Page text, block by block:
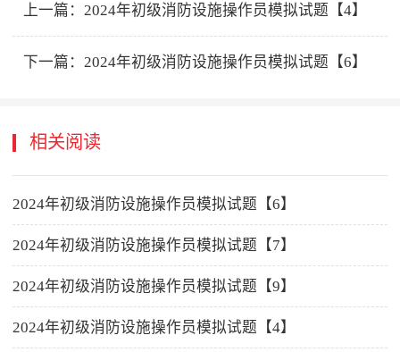
上一篇：2024年初级消防设施操作员模拟试题【4】
下一篇： 2024年初级消防设施操作员模拟试题【6】
相关阅读
2024年初级消防设施操作员模拟试题【6】
2024年初级消防设施操作员模拟试题【7】
2024年初级消防设施操作员模拟试题【9】
2024年初级消防设施操作员模拟试题【4】